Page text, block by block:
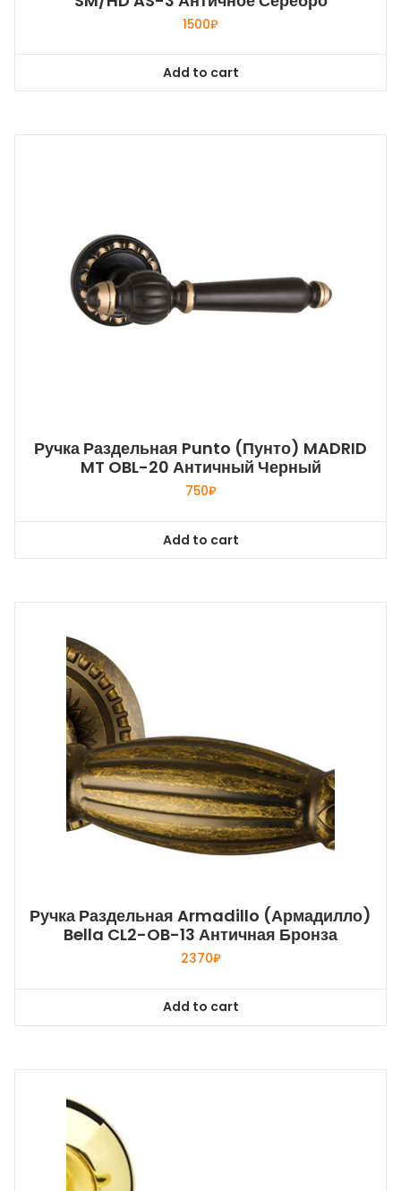
1500₽
Add to cart
Ручка Раздельная Punto (Пунто) MADRID
MT OBL-20 Античный Черный
750₽
Add to cart
Ручка Раздельная Armadillo (Армадилло)
Bella CL2-OB-13 Античная Бронза
2370₽
Add to cart